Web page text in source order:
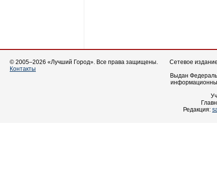
© 2005–2026 «Лучший Город». Все права защищены.
Контакты
Сетевое
Выдан
Редакция: